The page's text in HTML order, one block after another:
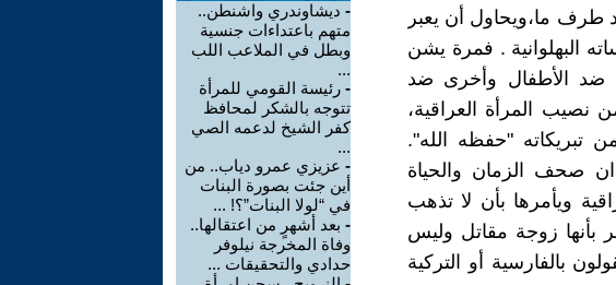
ما،ويحاول أن يعبر
البهلوانية . فمرة يشن
ضد الأطفال وأخرى ضد
نصيب المرأة العراقية،
تبريكاته "حفظه الله".
صحف الزمان والحياة
ويأمرها بأن لا تذهب
بأنها زوجة مقاتل وليس
بالفارسية أو التركية
- ديشاوندري واشنطن..
متهم باعتداءات جنسية
وبطل في الملاعب اللب
...
- رئيسة القومي للمرأة
تتوجه بالشكر لمحافظ
كفر الشيخ لدعمه الصي
...
- عزيزي عمرو دياب.. من
أين جئت بصورة البنات
في “لولا البنات”؟! ...
- بعد أشهرٍ من اعتقالها..
وفاة المخرجة نيلوفر
حدادي والتحقيقات ...